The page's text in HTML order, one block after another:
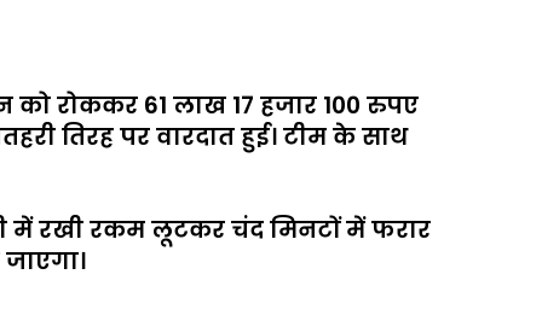
को रोककर 61 लाख 17 हजार 100 रुपए
तिरह पर वारदात हुई। टीम के साथ
में रखी रकम लूटकर चंद मिनटों में फरार